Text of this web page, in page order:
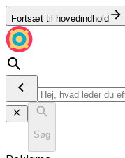
Fortsæt til hovedindhold
Søg